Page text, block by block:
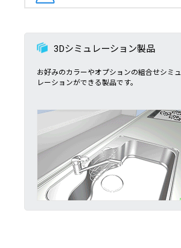
3Dシミュレーション製品
お好みのカラーやオプションの組合せシミュ
レーションができる製品です。